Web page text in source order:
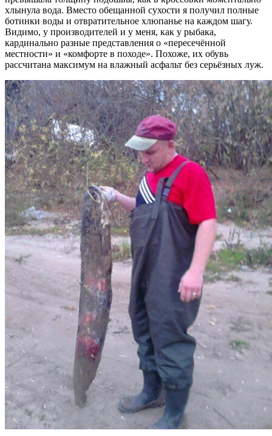
хлынула вода. Вместо обещанной сухости я получил полные
ботинки воды и отвратительное хлюпанье на каждом шагу.
Видимо, у производителей и у меня, как у рыбака,
кардинально разные представления о «пересечённой
местности» и «комфорте в походе». Похоже, их обувь
рассчитана максимум на влажный асфальт без серьёзных луж.